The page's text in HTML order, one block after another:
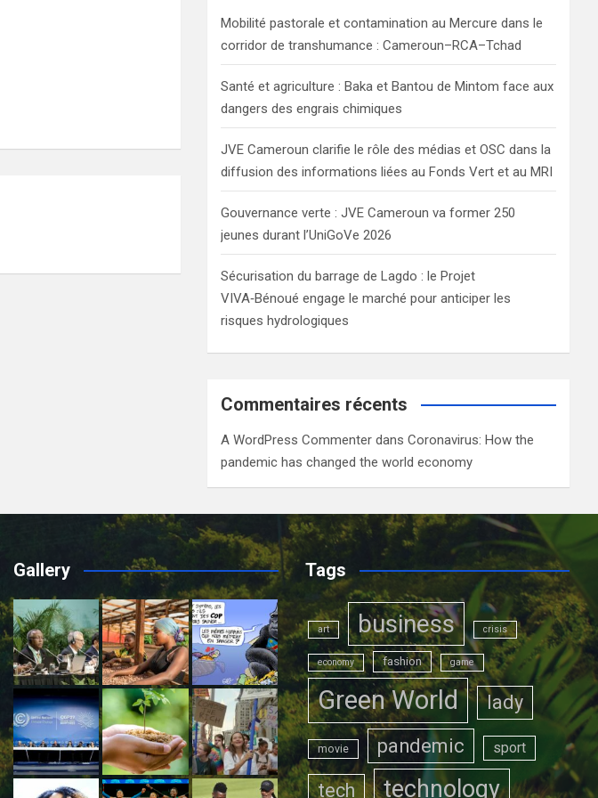
Mobilité pastorale et contamination au Mercure dans le
corridor de transhumance : Cameroun–RCA–Tchad
Santé et agriculture : Baka et Bantou de Mintom face aux
dangers des engrais chimiques
JVE Cameroun clarifie le rôle des médias et OSC dans la
diffusion des informations liées au Fonds Vert et au MRI
Gouvernance verte : JVE Cameroun va former 250
jeunes durant l’UniGoVe 2026
Sécurisation du barrage de Lagdo : le Projet
VIVA‑Bénoué engage le marché pour anticiper les
risques hydrologiques
Commentaires récents
A WordPress Commenter dansCoronavirus: How the
pandemic has changed the world economy
Gallery Tags
art business crisis
economy fashion game
Green World lady
movie pandemic sport
tech technology